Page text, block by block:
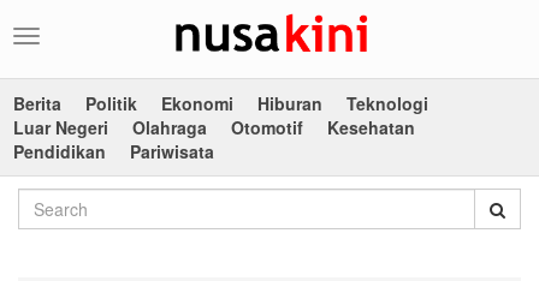
Toggle
Berita
Politik Ekonomi Hiburan
Teknologi
Luar Negeri
Olahraga Otomotif
Kesehatan
Pendidikan
Pariwisata